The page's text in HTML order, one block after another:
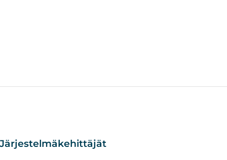
Järjestelmäkehittäjät